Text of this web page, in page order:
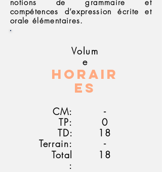
notions de grammaire et
compétences d’expression écrite et
orale élémentaires.
Volum
e
Horair
es
CM:
TP:
TD:
Terrain:
Total
:
-
0
18
-
18